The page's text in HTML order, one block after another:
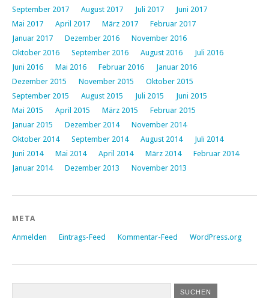
September 2017
August 2017 Juli 2017
Juni 2017
Mai 2017
April 2017 März 2017
Februar 2017
Januar 2017
Dezember 2016
November 2016
Oktober 2016
September 2016 August 2016
Juli 2016
Juni 2016
Mai 2016 Februar 2016
Januar 2016
Dezember 2015
November 2015
Oktober 2015
September 2015
August 2015 Juli 2015
Juni 2015
Mai 2015
April 2015 März 2015
Februar 2015
Januar 2015
Dezember 2014
November 2014
Oktober 2014
September 2014 August 2014
Juli 2014
Juni 2014
Mai 2014 April 2014 März 2014
Februar 2014
Januar 2014
Dezember 2013 November 2013
META
Anmelden Eintrags-Feed Kommentar-Feed WordPress.org